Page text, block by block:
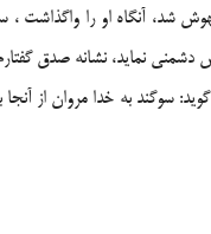
شد، آنگاه او را
دشمني نمايد، نشانه صدق
سوگند به خدا مروان از